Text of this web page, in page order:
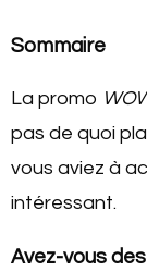
Sommaire
La promo
pas de quoi
vous aviez à
intéressant.
Avez-vous